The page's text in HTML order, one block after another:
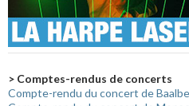
> Comptes-rendus de concerts
Compte-rendu du concert de